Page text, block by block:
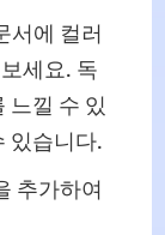
서에 컬러
세요. 독
느낄 수 있
있습니다.
추가하여